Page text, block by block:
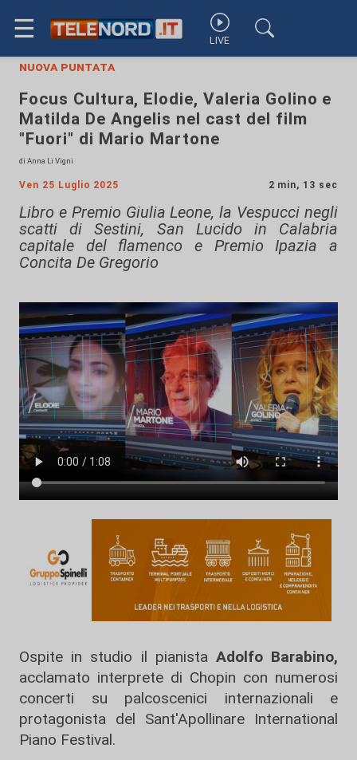
☰ LIVE
nuova puntata
Focus Cultura, Elodie, Valeria Golino e
Matilda De Angelis nel cast del film
"Fuori" di Mario Martone
di Anna Li Vigni
Ven 25 Luglio 2025 2 min, 13 sec
Libro e Premio Giulia Leone, la Vespucci negli
scatti di Sestini, San Lucido in Calabria
capitale del flamenco e Premio Ipazia a
Concita De Gregorio
Ospite in studio il pianista Adolfo Barabino,
acclamato interprete di Chopin con numerosi
concerti su palcoscenici internazionali e
protagonista del Sant'Apollinare International
Piano Festival.